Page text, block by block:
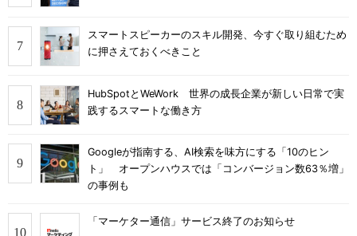
スマートスピーカーのスキル開発、今すぐ取り組むため
に押さえておくべきこと
HubSpotとWeWork 世界の成長企業が新しい日常で実
践するスマートな働き方
Googleが指南する、AI検索を味方にする「10のヒン
ト」 オープンハウスでは「コンバージョン数63％増」
の事例も
「マーケター通信」サービス終了のお知らせ